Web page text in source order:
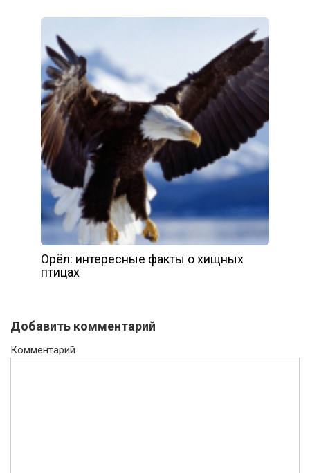
Орёл: интересные факты о хищных
птицах
Добавить комментарий
Комментарий